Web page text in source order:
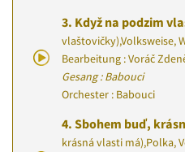
3. Když na podzim
vlaštovičky),Volksweise,
Bearbeitung : Voráč
Gesang : Babouci
Orchester : Babouci
4. Sbohem buď,
krásná vlasti má),Polka,